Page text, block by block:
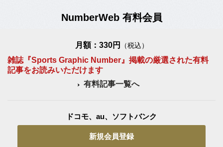
NumberWeb 有料会員
月額：330円 （税込）
雑誌『Sports Graphic Number』掲載の厳選された有料
記事をお読みいただけます
有料記事一覧へ
ドコモ、au、ソフトバンク
新規会員登録